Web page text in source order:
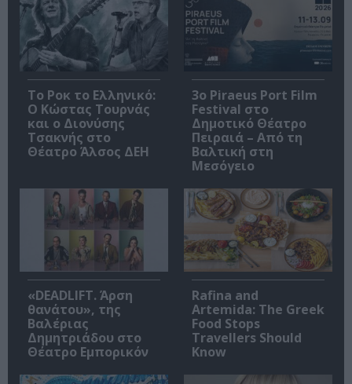
Το Ροκ το Ελληνικό:
Ο Κώστας Τουρνάς
και ο Διονύσης
Τσακνής στο
Θέατρο Άλσος ΔΕΗ
3o Piraeus Port Film
Festival στο
Δημοτικό Θέατρο
Πειραιά – Από τη
Βαλτική στη
Μεσόγειο
«DEADLIFT. Άρση
θανάτου», της
Βαλέριας
Δημητριάδου στο
Θέατρο Εμπορικόν
Rafina and
Artemida: The Greek
Food Stops
Travellers Should
Know